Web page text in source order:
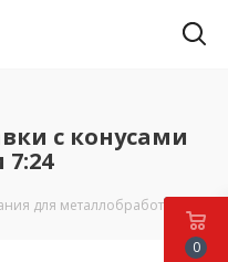
с конусами
для металлобработки
0